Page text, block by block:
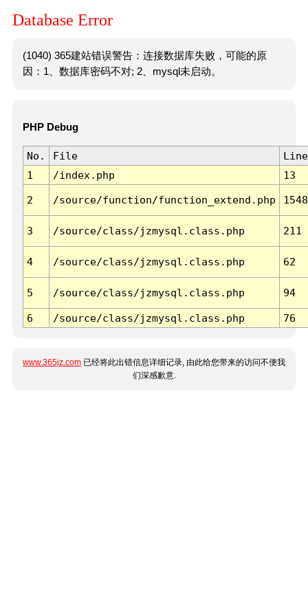
Database Error
(1040) 365建站错误警告：连接数据库失败，可能的原
因：1、数据库密码不对; 2、mysql未启动。
PHP Debug
No. File
Line
1
/index.php 13
2 /source/function/function_extend.php 1548
3 /source/class/jzmysql.class.php 211
4 /source/class/jzmysql.class.php 62
5 /source/class/jzmysql.class.php 94
6 /source/class/jzmysql.class.php 76
www.365jz.com 已经将此出错信息详细记录, 由此给您带来的访问不便我
们深感歉意.